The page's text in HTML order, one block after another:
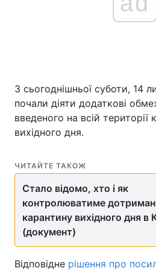
З сьогоднішньої суботи, 14
почали діяти додаткові
введеного на всій території
вихідного дня.
ЧИТАЙТЕ ТАКОЖ
Стало відомо, хто і як
контролюватиме
карантину вихідного дня в
(документ)
Відповідне рішення про